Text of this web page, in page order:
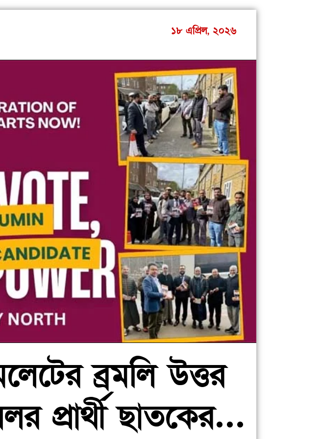
১৮ এপ্রিল, ২০২৬
ব্রমলি উত্তর
প্রার্থী ছাতকের